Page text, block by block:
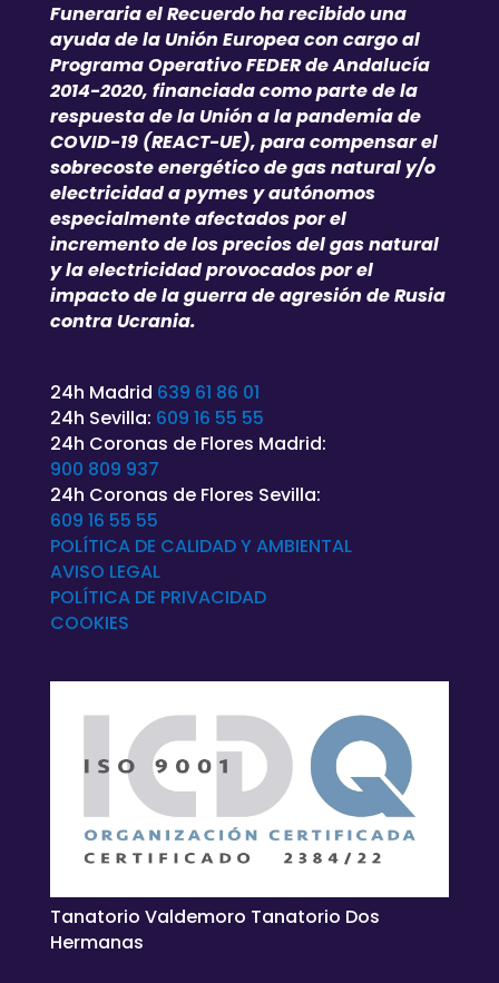
Funeraria el Recuerdo ha recibido una
ayuda de la Unión Europea con cargo al
Programa Operativo FEDER de Andalucía
2014-2020, financiada como parte de la
respuesta de la Unión a la pandemia de
COVID-19 (REACT-UE), para compensar el
sobrecoste energético de gas natural y/o
electricidad a pymes y autónomos
especialmente afectados por el
incremento de los precios del gas natural
y la electricidad provocados por el
impacto de la guerra de agresión de Rusia
contra Ucrania.
24h Madrid 639 61 86 01
24h Sevilla: 609 16 55 55
24h Coronas de Flores Madrid:
900 809 937
24h Coronas de Flores Sevilla:
609 16 55 55
POLÍTICA DE CALIDAD Y AMBIENTAL
AVISO LEGAL
POLÍTICA DE PRIVACIDAD
COOKIES
Tanatorio Valdemoro Tanatorio Dos
Hermanas